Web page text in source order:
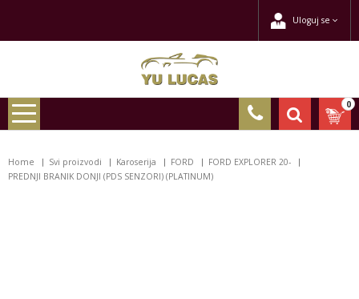
Uloguj se
0
Home Svi proizvodi Karoserija FORD
FORD EXPLORER 20-
PREDNJI BRANIK DONJI (PDS SENZORI) (PLATINUM)